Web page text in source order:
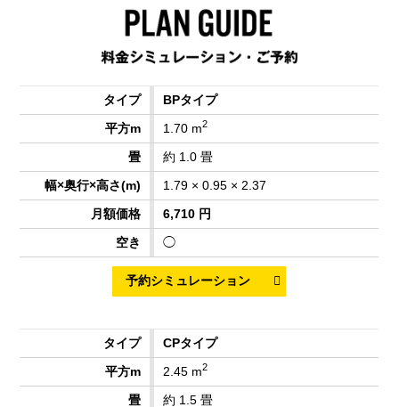
BPタイプ
1.70 m2
約 1.0 畳
1.79 × 0.95 × 2.37
6,710 円
◯
CPタイプ
2.45 m2
約 1.5 畳